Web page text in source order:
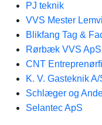
PJ teknik
VVS Mester
Blikfang Tag &
Rørbæk VVS ApS
CNT
K. V. Gasteknik A/
Schlæger og
Selantec ApS